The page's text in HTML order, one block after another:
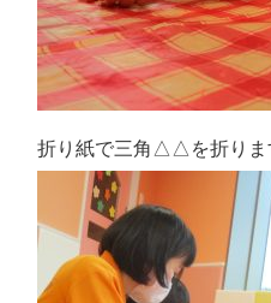
折り紙で三角△△を折りま